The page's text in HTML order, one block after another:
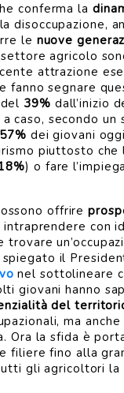
conferma la
disoccupazione,
le nuove
agricolo
attrazione
fanno segnare
39% dall’inizio
caso, secondo un
57% dei giovani
piuttosto che
) o fare
offrire
con
trovare
spiegato il
nel sottolineare
giovani hanno
del
ma
Ora la sfida è
filiere fino alla
gli agricoltori la